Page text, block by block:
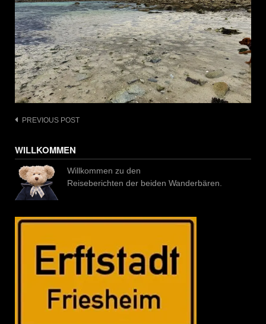
Post
PREVIOUS POST
WILLKOMMEN
Willkommen zu den
Reiseberichten der beiden Wanderbären.